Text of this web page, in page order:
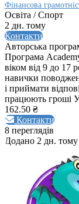
Фінансова
Освіта / Спорт
2 дн. тому
Контакти
Авторська
Програма Academy
віком від 9 до 17
навички
і приймати
працюють гроші
162.50 ₴
Контакти
8 переглядів
Додано 2 дн. тому